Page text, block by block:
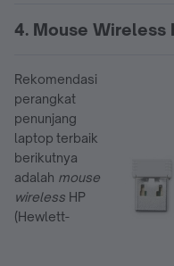
4. Mouse Wireless
Rekomendasi
perangkat
penunjang
laptop terbaik
berikutnya
adalah mouse
wireless HP
(Hewlett-